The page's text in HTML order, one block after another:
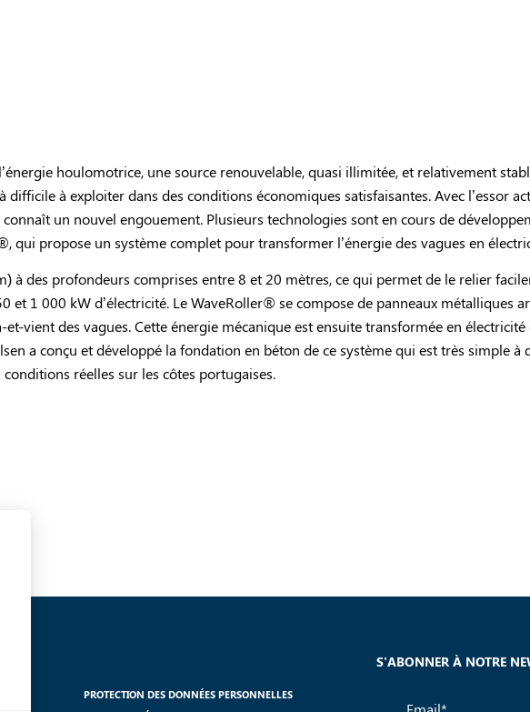
houlomotrice, une source renouvelable, quasi illimitée, et relativement
à exploiter dans des conditions économiques satisfaisantes. Avec l’essor
un nouvel engouement. Plusieurs technologies sont en cours de
qui propose un système complet pour transformer l’énergie des vagues en
à des profondeurs comprises entre 8 et 20 mètres, ce qui permet de le relier
1 000 kW d’électricité. Le WaveRoller® se compose de panneaux métalliques
vient des vagues. Cette énergie mécanique est ensuite transformée en électricité
a conçu et développé la fondation en béton de ce système qui est très simple à
réelles sur les côtes portugaises.
PROTECTION DES DONNÉES PERSONNELLES
S'ABONNER À NOTRE